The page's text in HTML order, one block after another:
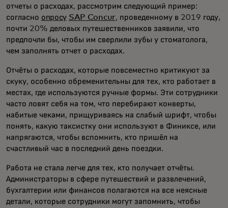
отчеты о расходах, рассмотрим следующий пример:
согласно опросу SAP Concur, проведенному в 2019 году,
почти 20% деловых путешественников заявили, что
предпочли бы, чтобы им сверлили зубы у стоматолога,
чем заполнять отчет о расходах.
Отчёты о расходах, которые повсеместно критикуют за
скуку, особенно обременительны для тех, кто работает в
местах, где используются ручные формы. Эти сотрудники
часто ловят себя на том, что перебирают конверты,
набитые чеками, прищуриваясь на слабый шрифт, чтобы
понять, какую таксистку они используют в Финиксе, или
напрягаются, чтобы вспомнить, кто пришёл на
счастливый час в последний день поездки.
Работа не стала легче для тех, кто получает отчёты.
Администраторы в сфере путешествий и развлечений,
бухгалтерии или финансов полагаются на все неясные
детали, которые сотрудники могут запомнить, чтобы